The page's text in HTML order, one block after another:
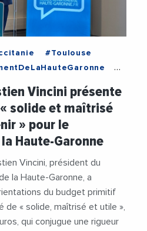
#Toulouse
#Pompiers
#Social
Vincini présente
solide et maîtrisé
» pour le
Haute-Garonne
Vincini, président du
la Haute-Garonne, a
du budget primitif
de « solide, maîtrisé et utile »,
qui conjugue une rigueur